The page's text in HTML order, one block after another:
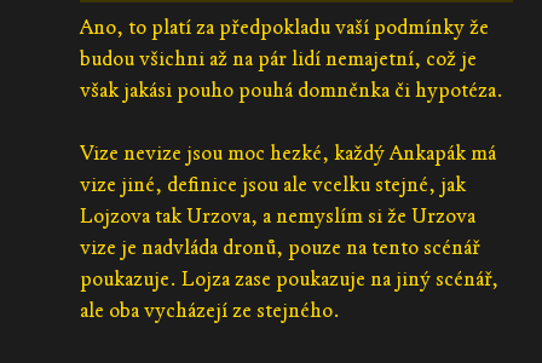
Ano, to platí za předpokladu vaší podmínky že
budou všichni až na pár lidí nemajetní, což je
však jakási pouho pouhá domněnka či hypotéza.
Vize nevize jsou moc hezké, každý Ankapák má
vize jiné, definice jsou ale vcelku stejné, jak
Lojzova tak Urzova, a nemyslím si že Urzova
vize je nadvláda dronů, pouze na tento scénář
poukazuje. Lojza zase poukazuje na jiný scénář,
ale oba vycházejí ze stejného.